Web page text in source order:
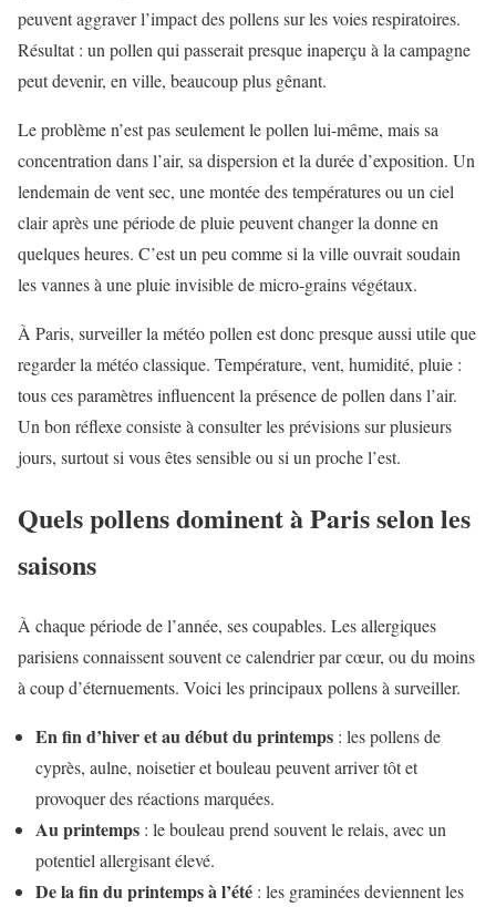
peuvent aggraver l’impact des pollens sur les voies respiratoires.
Résultat : un pollen qui passerait presque inaperçu à la campagne
peut devenir, en ville, beaucoup plus gênant.
Le problème n’est pas seulement le pollen lui-même, mais sa
concentration dans l’air, sa dispersion et la durée d’exposition. Un
lendemain de vent sec, une montée des températures ou un ciel
clair après une période de pluie peuvent changer la donne en
quelques heures. C’est un peu comme si la ville ouvrait soudain
les vannes à une pluie invisible de micro-grains végétaux.
À Paris, surveiller la météo pollen est donc presque aussi utile que
regarder la météo classique. Température, vent, humidité, pluie :
tous ces paramètres influencent la présence de pollen dans l’air.
Un bon réflexe consiste à consulter les prévisions sur plusieurs
jours, surtout si vous êtes sensible ou si un proche l’est.
Quels pollens dominent à Paris selon les
saisons
À chaque période de l’année, ses coupables. Les allergiques
parisiens connaissent souvent ce calendrier par cœur, ou du moins
à coup d’éternuements. Voici les principaux pollens à surveiller.
En fin d’hiver et au début du printemps : les pollens de
cyprès, aulne, noisetier et bouleau peuvent arriver tôt et
provoquer des réactions marquées.
Au printemps : le bouleau prend souvent le relais, avec un
potentiel allergisant élevé.
De la fin du printemps à l’été : les graminées deviennent les